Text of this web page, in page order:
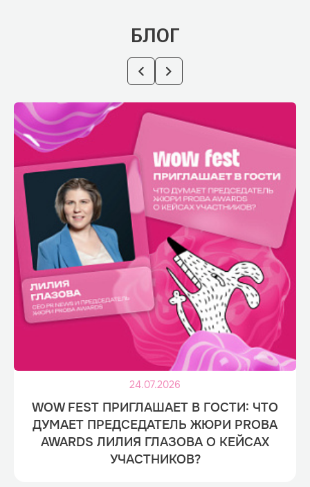
БЛОГ
WOW FEST ПРИГЛАШАЕТ В ГОСТИ: ЧТО
ДУМАЕТ ПРЕДСЕДАТЕЛЬ ЖЮРИ PROBA
AWARDS ЛИЛИЯ ГЛАЗОВА О КЕЙСАХ
УЧАСТНИКОВ?
24.07.2026